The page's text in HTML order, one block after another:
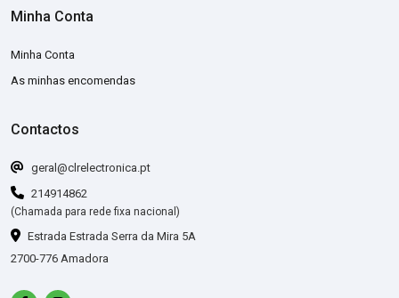
Minha Conta
Minha Conta
As minhas encomendas
Contactos
geral@clrelectronica.pt
214914862
(Chamada para rede fixa nacional)
Estrada Estrada Serra da Mira 5A
2700-776 Amadora